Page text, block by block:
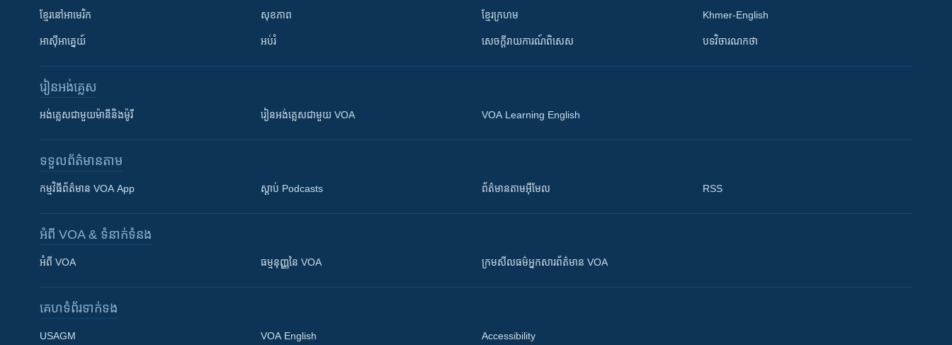
ខ្មែរ​នៅអាមេរិក
អាស៊ីអាគ្នេយ៍
សុខភាព
អប់រំ
ខ្មែរក្រហម
សេចក្តីរាយការណ៍ពិសេស
Khmer-English
បទវិចារណកថា
រៀន​​អង់គ្លេស
អង់គ្លេស​ជាមួយ​ម៉ានី​និង​ម៉ូរី រៀន​​​​​​អង់គ្លេស​​ជាមួយ VOA VOA Learning English
ទទួល​ព័ត៌មាន​តាម
កម្មវិធី​ព័ត៌មាន VOA App ស្តាប់ Podcasts ព័ត៌មាន​តាម​អ៊ីមែល RSS
អំពី​ VOA & ទំនាក់ទំនង
អំពី​ VOA ធម្មនុញ្ញ​នៃ VOA ក្រម​​​សីលធម៌​​​អ្នក​​​សារព័ត៌មាន VOA
គេហទំព័រ​​ទាក់ទង
USAGM VOA English Accessibility